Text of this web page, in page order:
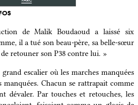
de Malik Boudaoud a laissé six
il a tué son beau-père, sa belle-sœur
retouner son P38 contre lui.
escalier où les marches manquées
manquées. Chacun se rattrapait comme
dévaler. Par touches et retouches, les